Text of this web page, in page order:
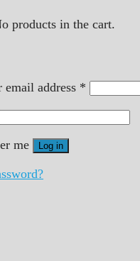
products in the cart.
email address *
me Log in